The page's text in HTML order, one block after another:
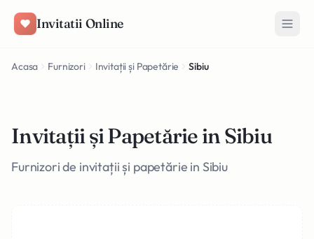
Invitatii Online
Acasa Furnizori Invitații și Papetărie Sibiu
Invitații și Papetărie in Sibiu
Furnizori de invitații și papetărie in Sibiu